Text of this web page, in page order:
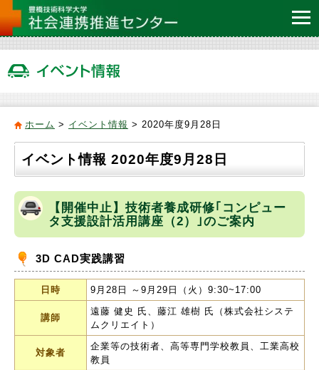
ホーム > イベント情報 > 2020年度9月28日
イベント情報 2020年度9月28日
【開催中止】技術者養成研修｢コンピュー
タ支援設計活用講座（2）｣のご案内
3D CAD実践講習
日時 9月28日 ～9月29日（火）9:30~17:00
講師
遠藤 健史 氏、藤江 雄樹 氏（株式会社システ
ムクリエイト）
対象者
企業等の技術者、高等専門学校教員、工業高校
教員